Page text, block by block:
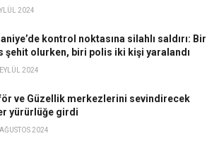
2024
kontrol noktasına silahlı saldırı: Bir
şehit olurken, biri polis iki kişi yaralandı
2024
ve Güzellik merkezlerini sevindirecek
yürürlüğe girdi
2024